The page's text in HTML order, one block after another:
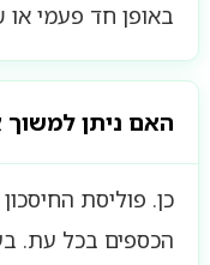
באופן חד פעמי או
האם ניתן
כן. פוליסת
הכספים בכל עת.